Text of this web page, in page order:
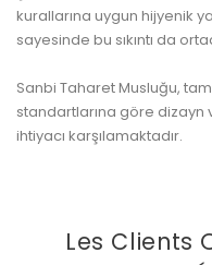
kurallarına uygun hijyenik
sayesinde bu sıkıntı da
Sanbi Taharet Musluğu,
standartlarına göre
ihtiyacı karşılamaktadır.
Les Clients